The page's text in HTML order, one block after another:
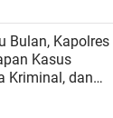
Bulan, Kapolres
Kasus
Kriminal, dan
Anak.